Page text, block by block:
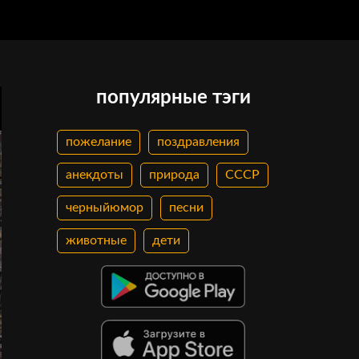
популярные тэги
пожелание поздравления
анекдоты природа СССР
черныйюмор песни
животные дети